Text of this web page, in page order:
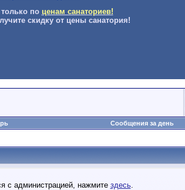
по ценам санаториев!
скидку от цены санатория!
Сообщения за день
с администрацией, нажмите здесь.